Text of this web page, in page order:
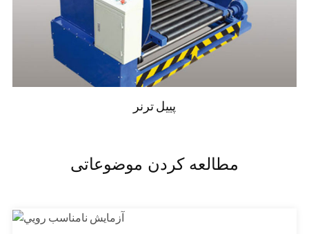
پییل ترنر
مطالعه کردن موضوعاتی